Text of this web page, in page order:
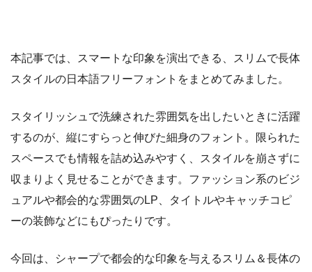
本記事では、スマートな印象を演出できる、スリムで長体
スタイルの日本語フリーフォントをまとめてみました。
スタイリッシュで洗練された雰囲気を出したいときに活躍
するのが、縦にすらっと伸びた細身のフォント。限られた
スペースでも情報を詰め込みやすく、スタイルを崩さずに
収まりよく見せることができます。ファッション系のビジ
ュアルや都会的な雰囲気のLP、タイトルやキャッチコピ
ーの装飾などにもぴったりです。
今回は、シャープで都会的な印象を与えるスリム＆長体の